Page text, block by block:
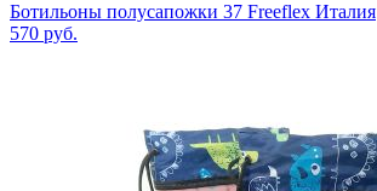
Ботильоны полусапожки 37 Freeflex Италия
570 руб.